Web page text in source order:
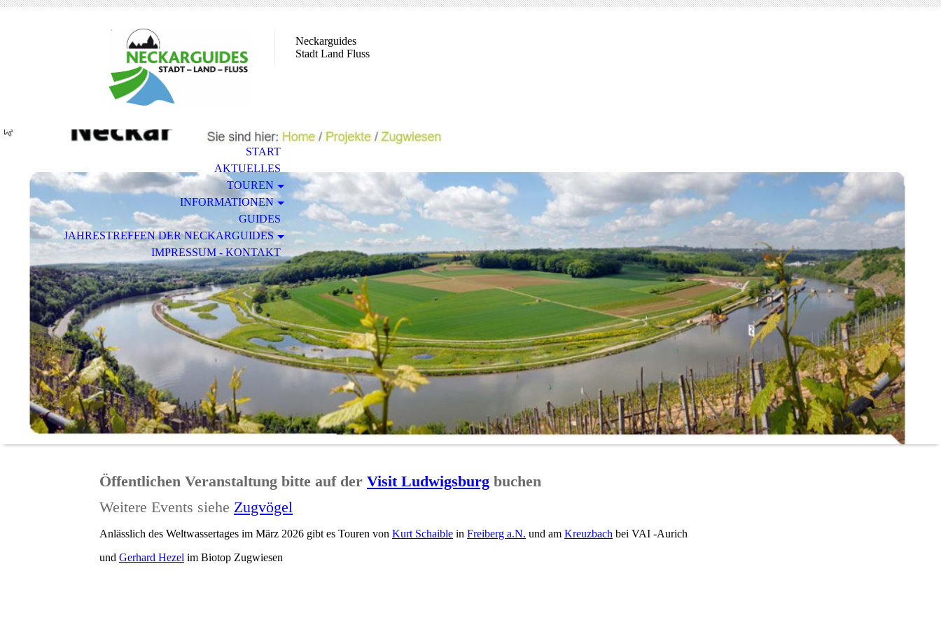
Neckarguides
Stadt Land Fluss
START
AKTUELLES
TOUREN
INFORMATIONEN
GUIDES
JAHRESTREFFEN DER NECKARGUIDES
IMPRESSUM - KONTAKT
Öffentlichen Veranstaltung bitte auf der Visit Ludwigsburg buchen
Weitere Events siehe Zugvögel
Anlässlich des Weltwassertages im März 2026 gibt es Touren von Kurt Schaible in Freiberg a.N. und am Kreuzbach bei VAI -Aurich
und Gerhard Hezel im Biotop Zugwiesen